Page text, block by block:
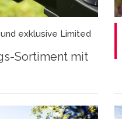
exklusive Limited
Sortiment mit